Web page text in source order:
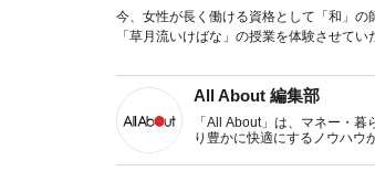
今、女性が長く働ける資格として「和」
「草月流いけばな」の授業を体験させてい
All About 編集部
「All About」は、マネー・
り豊かに快適にするノウハウ